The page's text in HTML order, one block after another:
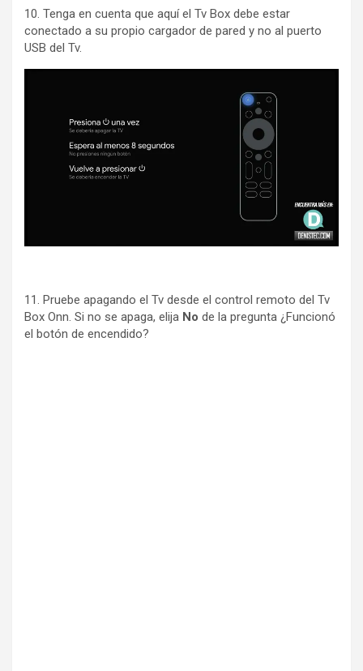
10. Tenga en cuenta que aquí el Tv Box debe estar
conectado a su propio cargador de pared y no al puerto
USB del Tv.
11. Pruebe apagando el Tv desde el control remoto del Tv
Box Onn. Si no se apaga, elija No de la pregunta ¿Funcionó
el botón de encendido?